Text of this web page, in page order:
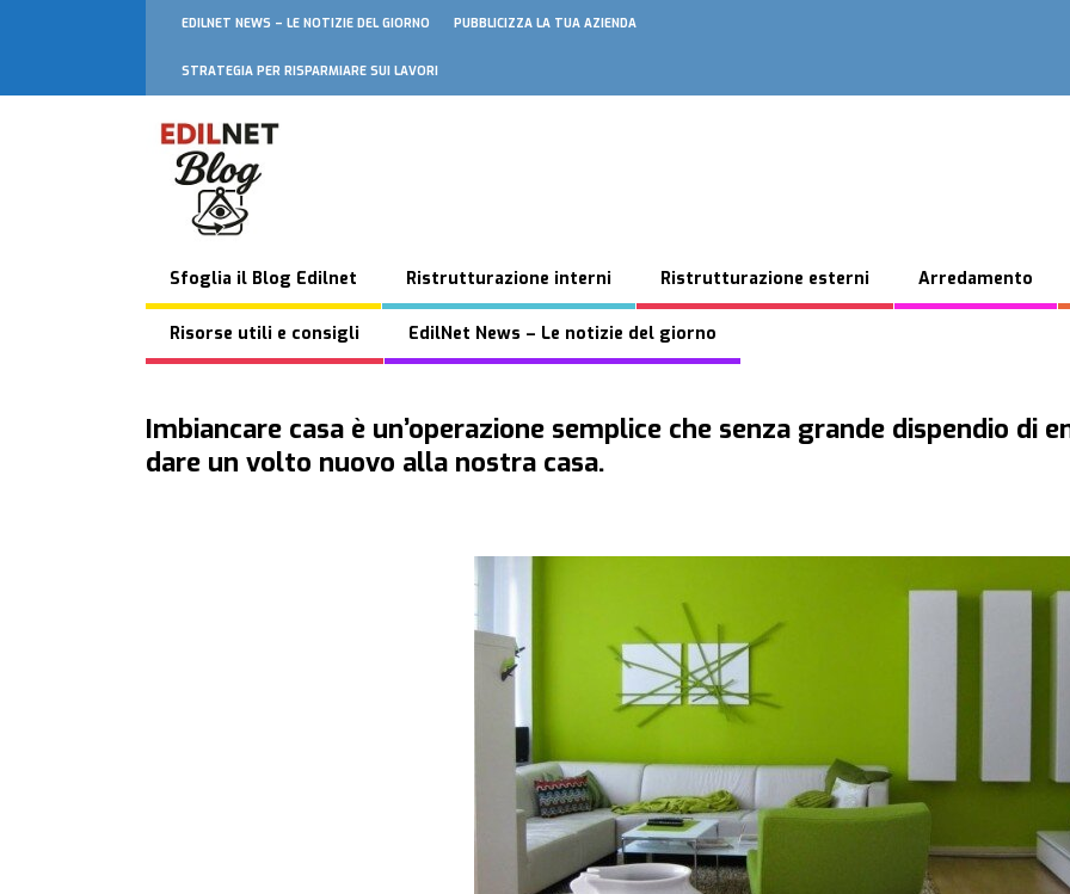
EDILNET NEWS – LE NOTIZIE DEL GIORNO PUBBLICIZZA LA TUA AZIENDA
STRATEGIA PER RISPARMIARE SUI LAVORI
Sfoglia il Blog Edilnet Ristrutturazione interni Ristrutturazione esterni Arredamento
Risorse utili e consigli EdilNet News – Le notizie del giorno
Imbiancare casa è un’operazione semplice che senza grande dispendio di
dare un volto nuovo alla nostra casa.